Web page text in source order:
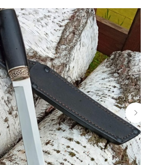
и онлайн.
вам
нам или
менеджера
606104,
г. Павлово,
Россия
09.00 до 17.00